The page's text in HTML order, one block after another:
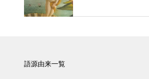
語源由来一覧